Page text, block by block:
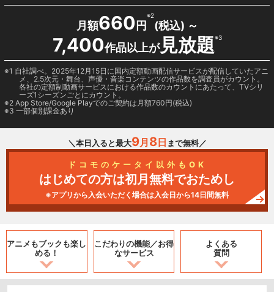
月額660 円
※2
(税込) ～
7,400作品以上が見放題※3
1 自社調べ。2025年12月15日に国内定額動画配信サービスが配信していたアニ
メ、2.5次元・舞台、声優・音楽コンテンツの作品数を調査員がカウント。
各社の定額制動画サービスにおける作品数のカウントにあたって、TVシリ
ーズ1シーズンごとにカウント。
2 App Store/Google Playでのご契約は月額760円(税込)
3 一部個別課金あり
＼本日入ると最大9月 8日 まで無料／
ドコモのケータイ以外もOK
はじめての方は初月無料でおためし
※アプリから入会いただく場合は入会日から14日間無料
アニメもブックも楽し
める！
こだわりの機能／お得
なサービス
よくある
質問